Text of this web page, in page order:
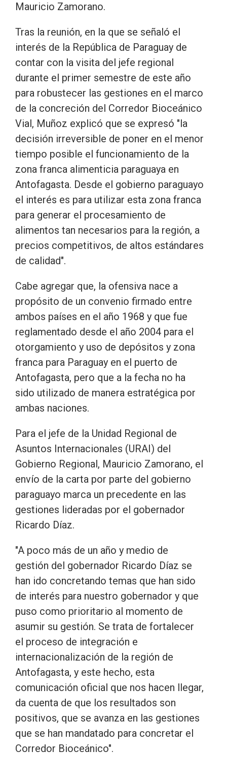
Mauricio Zamorano.
Tras la reunión, en la que se señaló el
interés de la República de Paraguay de
contar con la visita del jefe regional
durante el primer semestre de este año
para robustecer las gestiones en el marco
de la concreción del Corredor Bioceánico
Vial, Muñoz explicó que se expresó "la
decisión irreversible de poner en el menor
tiempo posible el funcionamiento de la
zona franca alimenticia paraguaya en
Antofagasta. Desde el gobierno paraguayo
el interés es para utilizar esta zona franca
para generar el procesamiento de
alimentos tan necesarios para la región, a
precios competitivos, de altos estándares
de calidad".
Cabe agregar que, la ofensiva nace a
propósito de un convenio firmado entre
ambos países en el año 1968 y que fue
reglamentado desde el año 2004 para el
otorgamiento y uso de depósitos y zona
franca para Paraguay en el puerto de
Antofagasta, pero que a la fecha no ha
sido utilizado de manera estratégica por
ambas naciones.
Para el jefe de la Unidad Regional de
Asuntos Internacionales (URAI) del
Gobierno Regional, Mauricio Zamorano, el
envío de la carta por parte del gobierno
paraguayo marca un precedente en las
gestiones lideradas por el gobernador
Ricardo Díaz.
"A poco más de un año y medio de
gestión del gobernador Ricardo Díaz se
han ido concretando temas que han sido
de interés para nuestro gobernador y que
puso como prioritario al momento de
asumir su gestión. Se trata de fortalecer
el proceso de integración e
internacionalización de la región de
Antofagasta, y este hecho, esta
comunicación oficial que nos hacen llegar,
da cuenta de que los resultados son
positivos, que se avanza en las gestiones
que se han mandatado para concretar el
Corredor Bioceánico".